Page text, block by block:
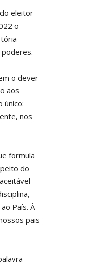
eleitor
o
o dever
aos
único:
nos
formula
do
País. À
pais